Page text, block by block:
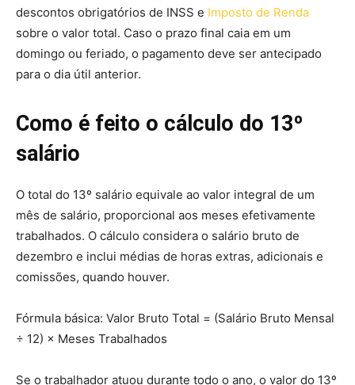
descontos obrigatórios de INSS e Imposto de Renda
sobre o valor total. Caso o prazo final caia em um
domingo ou feriado, o pagamento deve ser antecipado
para o dia útil anterior.
Como é feito o cálculo do 13º
salário
O total do 13º salário equivale ao valor integral de um
mês de salário, proporcional aos meses efetivamente
trabalhados. O cálculo considera o salário bruto de
dezembro e inclui médias de horas extras, adicionais e
comissões, quando houver.
Fórmula básica: Valor Bruto Total = (Salário Bruto Mensal
÷ 12) × Meses Trabalhados
Se o trabalhador atuou durante todo o ano, o valor do 13º